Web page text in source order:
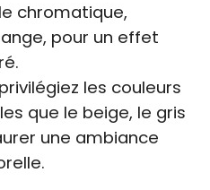
chromatique,
pour un effet
les couleurs
que le beige, le gris
une ambiance